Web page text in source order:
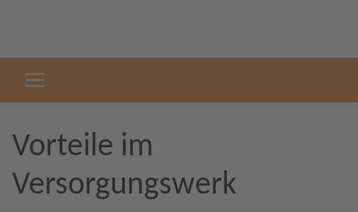
Vorteile im
Versorgungswerk